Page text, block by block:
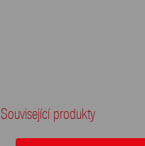
Související produkty